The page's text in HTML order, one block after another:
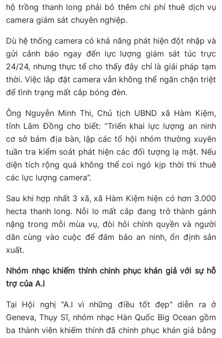
hộ trồng thanh long phải bỏ thêm chi phí thuê dịch vụ
camera giám sát chuyên nghiệp.
Dù hệ thống camera có khả năng phát hiện đột nhập và
gửi cảnh báo ngay đến lực lượng giám sát túc trực
24/24, nhưng thực tế cho thấy đây chỉ là giải pháp tạm
thời. Việc lắp đặt camera vẫn không thể ngăn chặn triệt
để tình trạng mất cắp bóng đèn.
Ông Nguyễn Minh Thi, Chủ tịch UBND xã Hàm Kiệm,
tỉnh Lâm Đồng cho biết: “Triển khai lực lượng an ninh
cơ sở bám địa bàn, lập các tổ hội nhóm thường xuyên
tuần tra kiểm soát phát hiện các đối tượng lạ mặt. Nếu
diện tích rộng quá không thể coi ngó kịp thời thì thuê
các lực lượng camera”.
Sau khi hợp nhất 3 xã, xã Hàm Kiệm hiện có hơn 3.000
hecta thanh long. Nỗi lo mất cắp đang trở thành gánh
nặng trong mỗi mùa vụ, đòi hỏi chính quyền và người
dân cùng vào cuộc để đảm bảo an ninh, ổn định sản
xuất.
Nhóm nhạc khiếm thính chinh phục khán giả với sự hỗ
trợ của A.I
Tại Hội nghị "A.I vì những điều tốt đẹp" diễn ra ở
Geneva, Thụy Sĩ, nhóm nhạc Hàn Quốc Big Ocean gồm
ba thành viên khiếm thính đã chinh phục khán giả bằng